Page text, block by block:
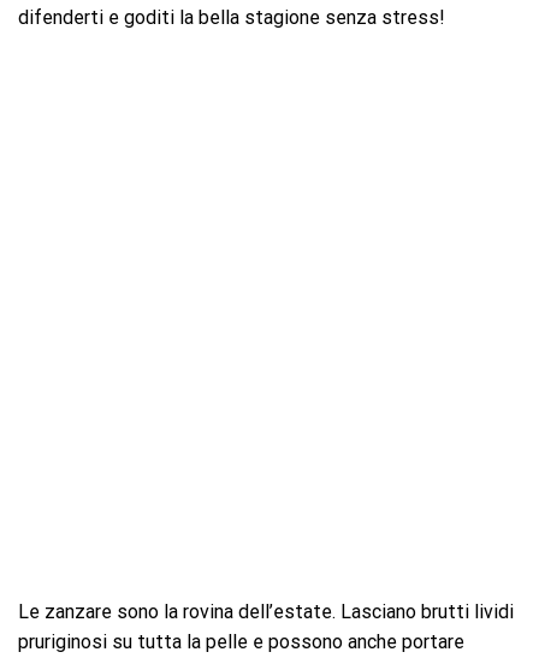
difenderti e goditi la bella stagione senza stress!
Le zanzare sono la rovina dell’estate. Lasciano brutti lividi
pruriginosi su tutta la pelle e possono anche portare